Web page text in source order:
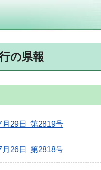
の県報
月29日 第2819号
月26日 第2818号